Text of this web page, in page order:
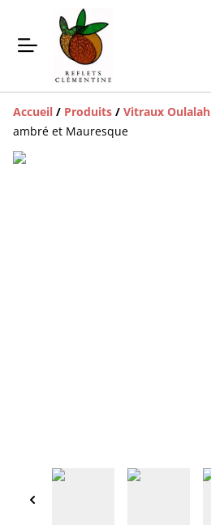
Accueil / Produits / Vitraux Oulalah
ambré et Mauresque